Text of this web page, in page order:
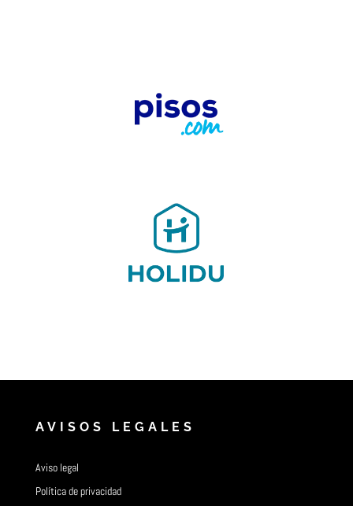
AVISOS LEGALES
Aviso legal
Política de privacidad